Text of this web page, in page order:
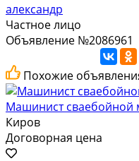
александр
Частное лицо
Объявление №2086961
Похожие
Машинист сваебойной
Киров
Договорная цена